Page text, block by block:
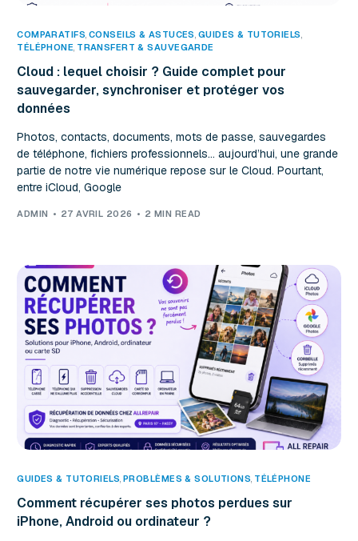
COMPARATIFS, CONSEILS & ASTUCES, GUIDES & TUTORIELS
TÉLÉPHONE, TRANSFERT & SAUVEGARDE
Cloud : lequel choisir ? Guide complet pour
sauvegarder, synchroniser et protéger vos
données
Photos, contacts, documents, mots de passe, sauvegardes
de téléphone, fichiers professionnels… aujourd’hui, une grande
partie de notre vie numérique repose sur le Cloud. Pourtant,
entre iCloud, Google
ADMIN 27 AVRIL 2026 2 MIN READ
GUIDES & TUTORIELS ,PROBLÈMES & SOLUTIONS TÉLÉPHONE
Comment récupérer ses photos perdues sur
iPhone, Android ou ordinateur ?